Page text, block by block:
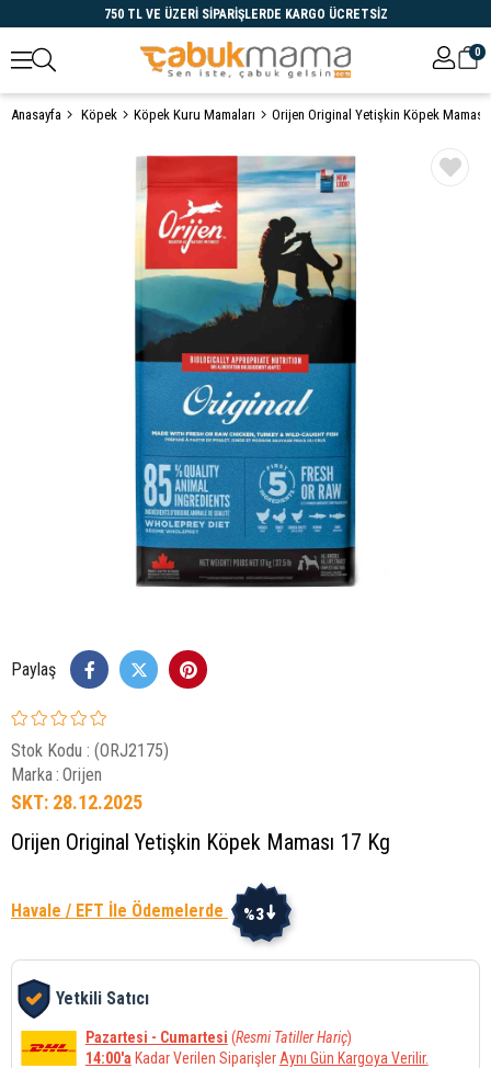
750 TL VE ÜZERİ SİPARİŞLERDE KARGO ÜCRETSİZ
0
Anasayfa Köpek Köpek Kuru Mamaları Orijen Original Yetişkin Köpek Maması
Paylaş
Stok Kodu
(ORJ2175)
Marka: Orijen
SKT: 28.12.2025
Orijen Original Yetişkin Köpek Maması 17 Kg
Havale / EFT İle Ödemelerde %3
Yetkili Satıcı
Pazartesi - Cumartesi (Resmi Tatiller Hariç)
14:00'a Kadar Verilen Siparişler Aynı Gün Kargoya Verilir.
Öne Çıkanlar